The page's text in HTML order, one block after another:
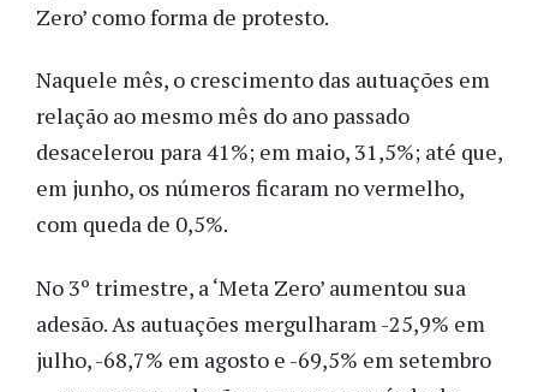
Zero’ como forma de protesto.
Naquele mês, o crescimento das autuações em
relação ao mesmo mês do ano passado
desacelerou para 41%; em maio, 31,5%; até que,
em junho, os números ficaram no vermelho,
com queda de 0,5%.
No 3º trimestre, a ‘Meta Zero’ aumentou sua
adesão. As autuações mergulharam -25,9% em
julho, -68,7% em agosto e -69,5% em setembro